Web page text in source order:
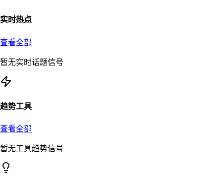
实时热点
查看全部
暂无实时话题信号
趋势工具
查看全部
暂无工具趋势信号